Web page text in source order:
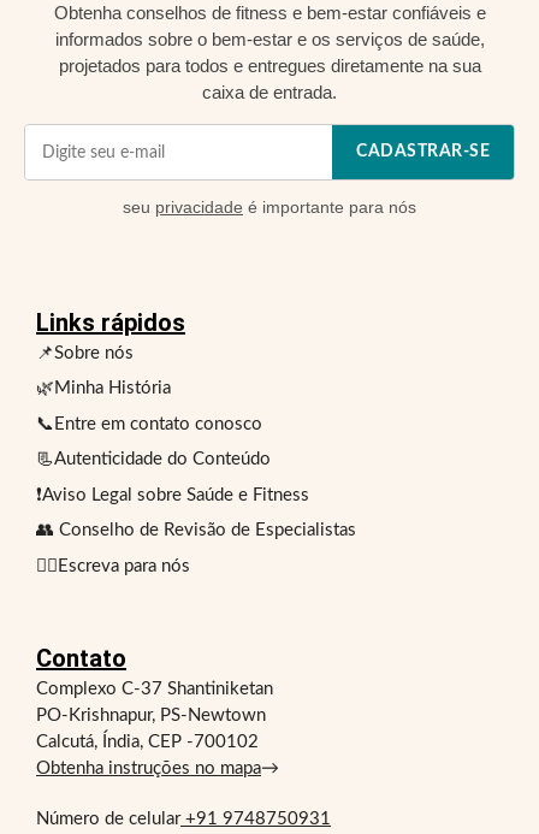
Obtenha conselhos de fitness e bem-estar confiáveis e
informados sobre o bem-estar e os serviços de saúde,
projetados para todos e entregues diretamente na sua
caixa de entrada.
CADASTRAR-SE
seu privacidade é importante para nós
Links rápidos
📌Sobre nós
🌿Minha História
📞Entre em contato conosco
📃Autenticidade do Conteúdo
❗Aviso Legal sobre Saúde e Fitness
👥 Conselho de Revisão de Especialistas
✍🏻Escreva para nós
Contato
Complexo C-37 Shantiniketan
PO-Krishnapur, PS-Newtown
Calcutá, Índia, CEP -700102
Obtenha instruções no mapa→
Número de celular+91 9748750931